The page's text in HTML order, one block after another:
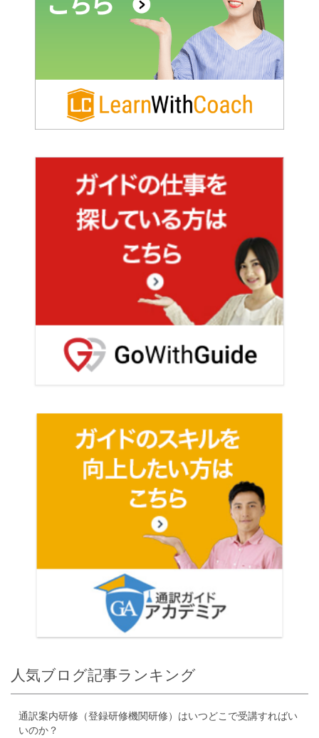
人気ブログ記事ランキング
通訳案内研修（登録研修機関研修）はいつどこで受講すればい
いのか？